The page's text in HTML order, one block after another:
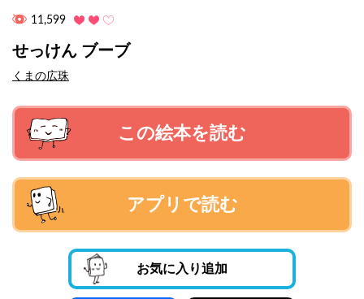
11,599
せっけん ブーブ
くまの広珠
この絵本を読む
アプリで読む
お気に入り追加